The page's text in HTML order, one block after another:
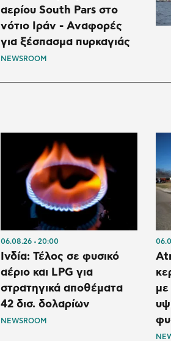
αερίου South Pars στο
νότιο Ιράν - Αναφορές
για ξέσπασμα πυρκαγιάς
NEWSROOM
06.08.26 20:00
Ινδία: Τέλος σε φυσικό
αέριο και LPG για
στρατηγικά αποθέματα
42 δισ. δολαρίων
NEWSROOM
με